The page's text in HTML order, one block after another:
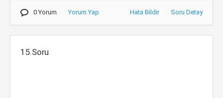
0 Yorum Yorum Yap Hata Bildir Soru Detay
15.Soru